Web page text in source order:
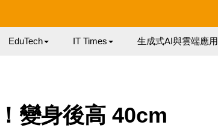
EduTech IT Times 生成式AI與雲端應用
變身後高 40cm